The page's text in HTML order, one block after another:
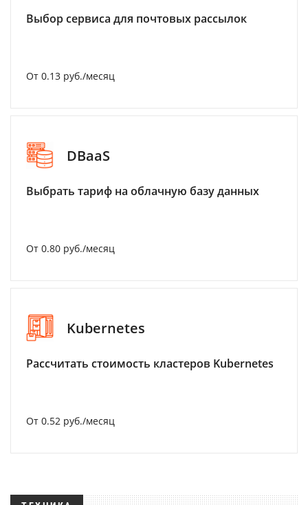
Выбор сервиса для почтовых рассылок
От 0.13 руб./месяц
DBaaS
Выбрать тариф на облачную базу данных
От 0.80 руб./месяц
Kubernetes
Рассчитать стоимость кластеров Kubernetes
От 0.52 руб./месяц